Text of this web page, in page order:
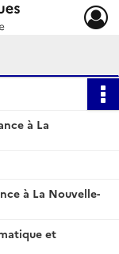
à La
à La Nouvelle-
et